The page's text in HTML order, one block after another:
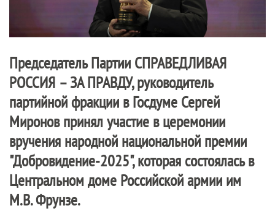
Председатель Партии СПРАВЕДЛИВАЯ
РОССИЯ – ЗА ПРАВДУ, руководитель
партийной фракции в Госдуме Сергей
Миронов принял участие в церемонии
вручения народной национальной премии
"Добровидение-2025", которая состоялась в
Центральном доме Российской армии им
М.В. Фрунзе.